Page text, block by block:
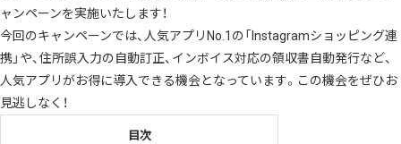
ャンペーンを実施いたします！
今回のキャンペーンでは、人気アプリNo.1の「Instagramショッピング連
携」や、住所誤入力の自動訂正、インボイス対応の領収書自動発行など、
人気アプリがお得に導入できる機会となっています。この機会をぜひお
見逃しなく！
目次